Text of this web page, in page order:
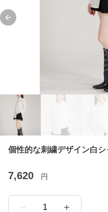
Previous slide
個性的な刺繍デザイン白
7,620 円
1